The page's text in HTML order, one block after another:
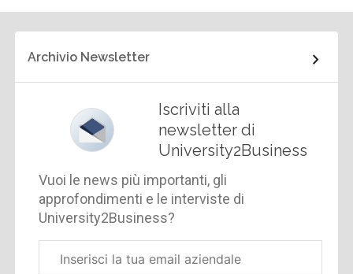
Archivio Newsletter
Iscriviti alla
newsletter di
University2Business
Vuoi le news più importanti, gli
approfondimenti e le interviste di
University2Business?
aziendale